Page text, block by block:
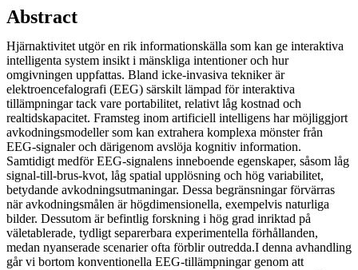
Abstract
Hjärnaktivitet utgör en rik informationskälla som kan ge interaktiva
intelligenta system insikt i mänskliga intentioner och hur
omgivningen uppfattas. Bland icke-invasiva tekniker är
elektroencefalografi (EEG) särskilt lämpad för interaktiva
tillämpningar tack vare portabilitet, relativt låg kostnad och
realtidskapacitet. Framsteg inom artificiell intelligens har möjliggjort
avkodningsmodeller som kan extrahera komplexa mönster från
EEG-signaler och därigenom avslöja kognitiv information.
Samtidigt medför EEG-signalens inneboende egenskaper, såsom låg
signal-till-brus-kvot, låg spatial upplösning och hög variabilitet,
betydande avkodningsutmaningar. Dessa begränsningar förvärras
när avkodningsmålen är högdimensionella, exempelvis naturliga
bilder. Dessutom är befintlig forskning i hög grad inriktad på
väletablerade, tydligt separerbara experimentella förhållanden,
medan nyanserade scenarier ofta förblir outredda.I denna avhandling
går vi bortom konventionella EEG-tillämpningar genom att